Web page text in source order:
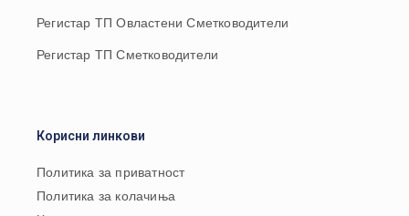
Регистар ТП Овластени Сметководители
Регистар ТП Сметководители
Корисни линкови
Политика за приватност
Политика за колачиња